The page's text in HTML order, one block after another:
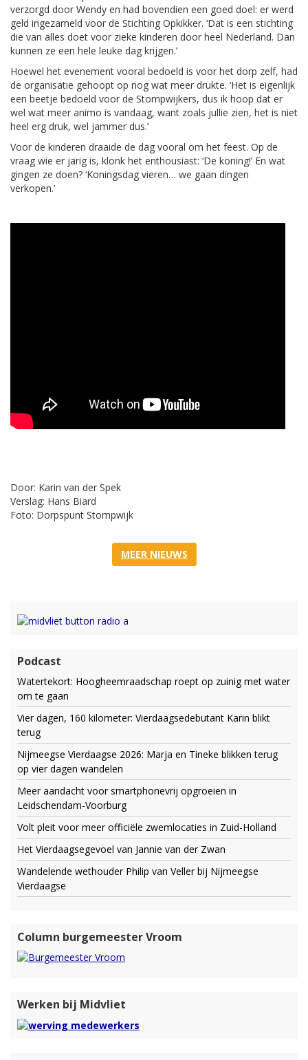
verzorgd door Wendy en had bovendien een goed doel: er werd
geld ingezameld voor de Stichting Opkikker. ‘Dat is een stichting
die van alles doet voor zieke kinderen door heel Nederland. Dan
kunnen ze een hele leuke dag krijgen.’
Hoewel het evenement vooral bedoeld is voor het dorp zelf, had
de organisatie gehoopt op nog wat meer drukte. ‘Het is eigenlijk
een beetje bedoeld voor de Stompwijkers, dus ik hoop dat er
wel wat meer animo is vandaag, want zoals jullie zien, het is niet
heel erg druk, wel jammer dus.’
Voor de kinderen draaide de dag vooral om het feest. Op de
vraag wie er jarig is, klonk het enthousiast: ‘De koning!’ En wat
gingen ze doen? ‘Koningsdag vieren… we gaan dingen
verkopen.’
Door: Karin van der Spek
Verslag: Hans Biard
Foto: Dorpspunt Stompwijk
MEER NIEUWS
Podcast
Watertekort: Hoogheemraadschap roept op zuinig met water
om te gaan
Vier dagen, 160 kilometer: Vierdaagsedebutant Karin blikt
terug
Nijmeegse Vierdaagse 2026: Marja en Tineke blikken terug
op vier dagen wandelen
Meer aandacht voor smartphonevrij opgroeien in
Leidschendam-Voorburg
Volt pleit voor meer officiële zwemlocaties in Zuid-Holland
Het Vierdaagsegevoel van Jannie van der Zwan
Wandelende wethouder Philip van Veller bij Nijmeegse
Vierdaagse
Column burgemeester Vroom
Werken bij Midvliet